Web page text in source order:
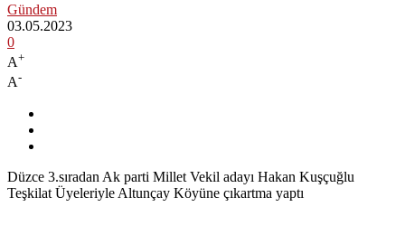
Gündem
03.05.2023
0
A+
A-
Düzce 3.sıradan Ak parti Millet Vekil adayı Hakan Kuşçuğlu
Teşkilat Üyeleriyle Altunçay Köyüne çıkartma yaptı